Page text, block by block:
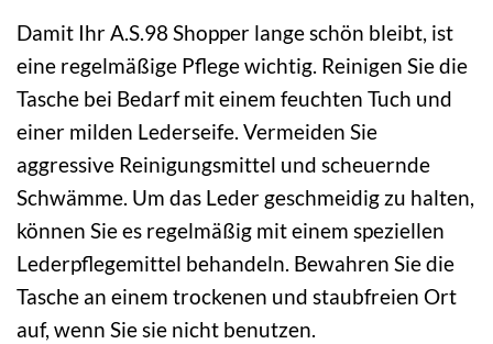
Damit Ihr A.S.98 Shopper lange schön bleibt, ist
eine regelmäßige Pflege wichtig. Reinigen Sie die
Tasche bei Bedarf mit einem feuchten Tuch und
einer milden Lederseife. Vermeiden Sie
aggressive Reinigungsmittel und scheuernde
Schwämme. Um das Leder geschmeidig zu halten,
können Sie es regelmäßig mit einem speziellen
Lederpflegemittel behandeln. Bewahren Sie die
Tasche an einem trockenen und staubfreien Ort
auf, wenn Sie sie nicht benutzen.